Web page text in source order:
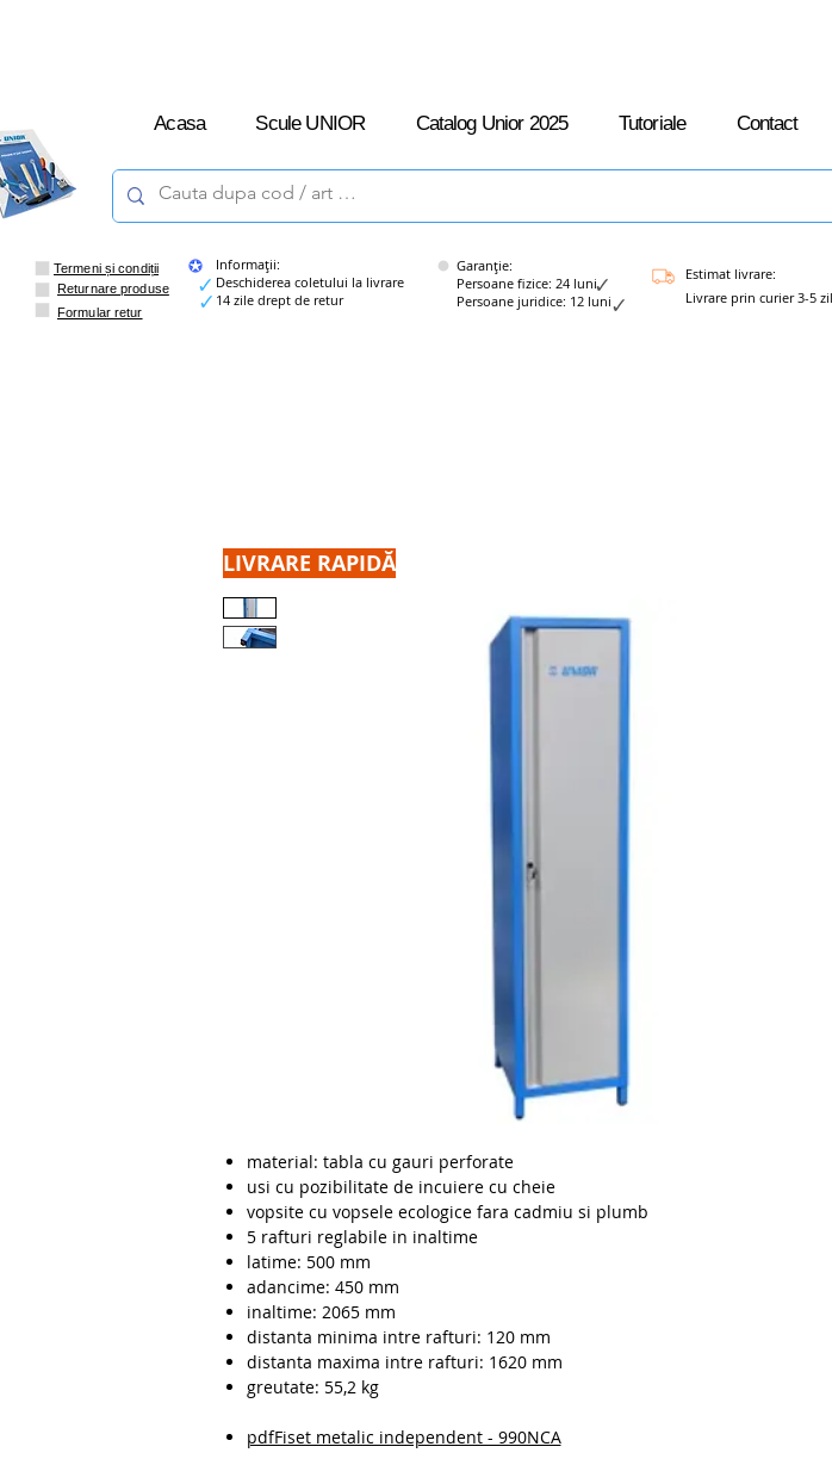
Acasa Scule UNIOR Catalog Unior 2025 Tutoriale Contact
Termeni și condiții
Returnare produse
Formular retur
Informații:
Deschiderea coletului la livrare
14 zile drept de retur
Garanție:
Persoane fizice: 24 luni
Persoane juridice: 12 luni
Estimat livrare:
Livrare prin
material: tabla cu gauri perforate
usi cu pozibilitate de incuiere cu cheie
vopsite cu vopsele ecologice fara cadmiu si plumb
5 rafturi reglabile in inaltime
latime: 500 mm
adancime: 450 mm
inaltime: 2065 mm
distanta minima intre rafturi: 120 mm
distanta maxima intre rafturi: 1620 mm
greutate: 55,2 kg
pdfFiset metalic independent - 990NCA
LIVRARE RAPIDĂ